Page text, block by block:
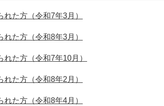
れた方（令和7年3月）
れた方（令和8年3月）
れた方（令和7年10月）
れた方（令和8年2月）
れた方（令和8年4月）